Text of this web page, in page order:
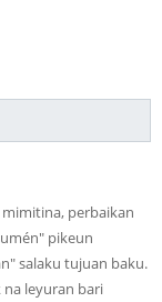
perbaikan
pikeun
salaku tujuan baku.
leyuran bari